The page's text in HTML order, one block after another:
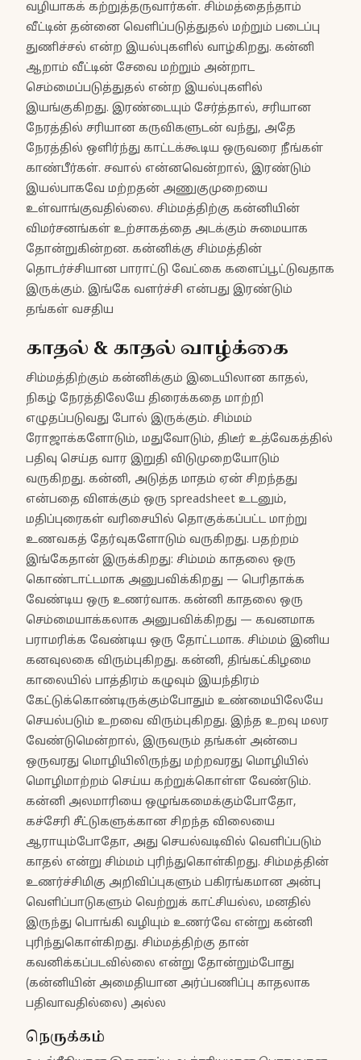
வழியாகக் கற்றுத்தருவார்கள். சிம்மத்தைந்தாம்
வீட்டின் தன்னை வெளிப்படுத்துதல் மற்றும் படைப்பு
துணிச்சல் என்ற இயல்புகளில் வாழ்கிறது. கன்னி
ஆறாம் வீட்டின் சேவை மற்றும் அன்றாட
செம்மைப்படுத்துதல் என்ற இயல்புகளில்
இயங்குகிறது. இரண்டையும் சேர்த்தால், சரியான
நேரத்தில் சரியான கருவிகளுடன் வந்து, அதே
நேரத்தில் ஒளிர்ந்து காட்டக்கூடிய ஒருவரை நீங்கள்
காண்பீர்கள். சவால் என்னவென்றால், இரண்டும்
இயல்பாகவே மற்றதன் அணுகுமுறையை
உள்வாங்குவதில்லை. சிம்மத்திற்கு கன்னியின்
விமர்சனங்கள் உற்சாகத்தை அடக்கும் சுமையாக
தோன்றுகின்றன. கன்னிக்கு சிம்மத்தின்
தொடர்ச்சியான பாராட்டு வேட்கை களைப்பூட்டுவதாக
இருக்கும். இங்கே வளர்ச்சி என்பது இரண்டும்
தங்கள் வசதிய
காதல் & காதல் வாழ்க்கை
சிம்மத்திற்கும் கன்னிக்கும் இடையிலான காதல்,
நிகழ் நேரத்திலேயே திரைக்கதை மாற்றி
எழுதப்படுவது போல் இருக்கும். சிம்மம்
ரோஜாக்களோடும், மதுவோடும், திடீர் உத்வேகத்தில்
பதிவு செய்த வார இறுதி விடுமுறையோடும்
வருகிறது. கன்னி, அடுத்த மாதம் ஏன் சிறந்தது
என்பதை விளக்கும் ஒரு spreadsheet உடனும்,
மதிப்புரைகள் வரிசையில் தொகுக்கப்பட்ட மாற்று
உணவகத் தேர்வுகளோடும் வருகிறது. பதற்றம்
இங்கேதான் இருக்கிறது: சிம்மம் காதலை ஒரு
கொண்டாட்டமாக அனுபவிக்கிறது — பெரிதாக்க
வேண்டிய ஒரு உணர்வாக. கன்னி காதலை ஒரு
செம்மையாக்கலாக அனுபவிக்கிறது — கவனமாக
பராமரிக்க வேண்டிய ஒரு தோட்டமாக. சிம்மம் இனிய
கனவுலகை விரும்புகிறது. கன்னி, திங்கட்கிழமை
காலையில் பாத்திரம் கழுவும் இயந்திரம்
கேட்டுக்கொண்டிருக்கும்போதும் உண்மையிலேயே
செயல்படும் உறவை விரும்புகிறது. இந்த உறவு மலர
வேண்டுமென்றால், இருவரும் தங்கள் அன்பை
ஒருவரது மொழியிலிருந்து மற்றவரது மொழியில்
மொழிமாற்றம் செய்ய கற்றுக்கொள்ள வேண்டும்.
கன்னி அலமாரியை ஒழுங்கமைக்கும்போதோ,
கச்சேரி சீட்டுகளுக்கான சிறந்த விலையை
ஆராயும்போதோ, அது செயல்வடிவில் வெளிப்படும்
காதல் என்று சிம்மம் புரிந்துகொள்கிறது. சிம்மத்தின்
உணர்ச்சிமிகு அறிவிப்புகளும் பகிரங்கமான அன்பு
வெளிப்பாடுகளும் வெற்றுக் காட்சியல்ல, மனதில்
இருந்து பொங்கி வழியும் உணர்வே என்று கன்னி
புரிந்துகொள்கிறது. சிம்மத்திற்கு தான்
கவனிக்கப்படவில்லை என்று தோன்றும்போது
(கன்னியின் அமைதியான அர்ப்பணிப்பு காதலாக
பதிவாவதில்லை) அல்ல
நெருக்கம்